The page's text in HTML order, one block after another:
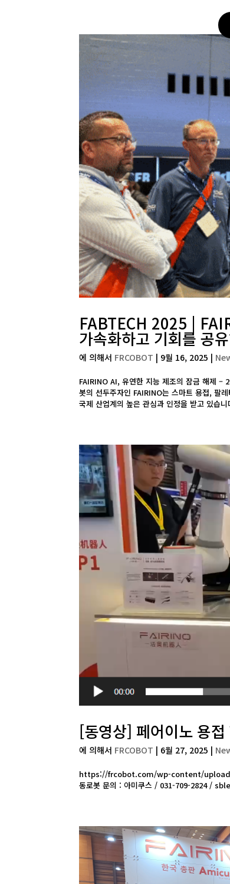
FABTECH 2025 |
가속화하고 기회를 공
에 의해서 FRCOBOT | 9월 16, 2025 |
FAIRINO AI, 유연한 지능 제조의 잠금 해제 –
봇의 선두주자인 FAIRINO는 스마트 용접, 팔
국제 산업계의 높은 관심과 인정을 받고 있습
[동영상] 페어이노 용
에 의해서 FRCOBOT | 6월 27, 2025 |
https://frcobot.com/wp-content/uploads/
동로봇 문의 : 아미쿠스 / 031-709-2824 /